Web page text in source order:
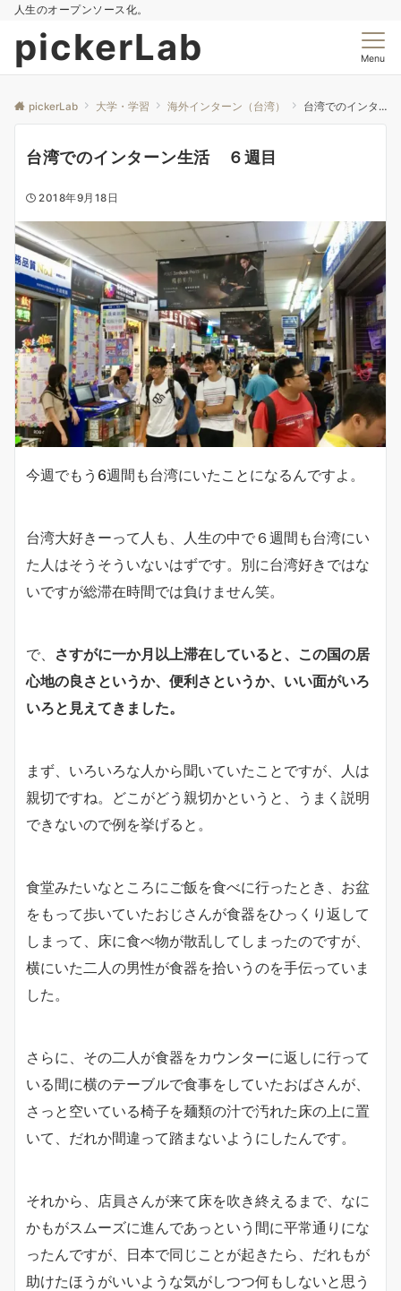
人生のオープンソース化。
pickerLab Menu
pickerLab 大学・学習 海外インターン（台湾） 台湾でのインターン生活 ６週目
台湾でのインターン生活 ６週目
2018年9月18日
今週でもう6週間も台湾にいたことになるんですよ。
台湾大好きーって人も、人生の中で６週間も台湾にい
た人はそうそういないはずです。別に台湾好きではな
いですが総滞在時間では負けません笑。
で、 さすがに一か月以上滞在していると、この国の居
心地の良さというか、便利さというか、いい面がいろ
いろと見えてきました。
まず、いろいろな人から聞いていたことですが、人は
親切ですね。どこがどう親切かというと、うまく説明
できないので例を挙げると。
食堂みたいなところにご飯を食べに行ったとき、お盆
をもって歩いていたおじさんが食器をひっくり返して
しまって、床に食べ物が散乱してしまったのですが、
横にいた二人の男性が食器を拾いうのを手伝っていま
した。
さらに、その二人が食器をカウンターに返しに行って
いる間に横のテーブルで食事をしていたおばさんが、
さっと空いている椅子を麺類の汁で汚れた床の上に置
いて、だれか間違って踏まないようにしたんです。
それから、店員さんが来て床を吹き終えるまで、なに
かもがスムーズに進んであっという間に平常通りにな
ったんですが、日本で同じことが起きたら、だれもが
助けたほうがいいような気がしつつ何もしないと思う